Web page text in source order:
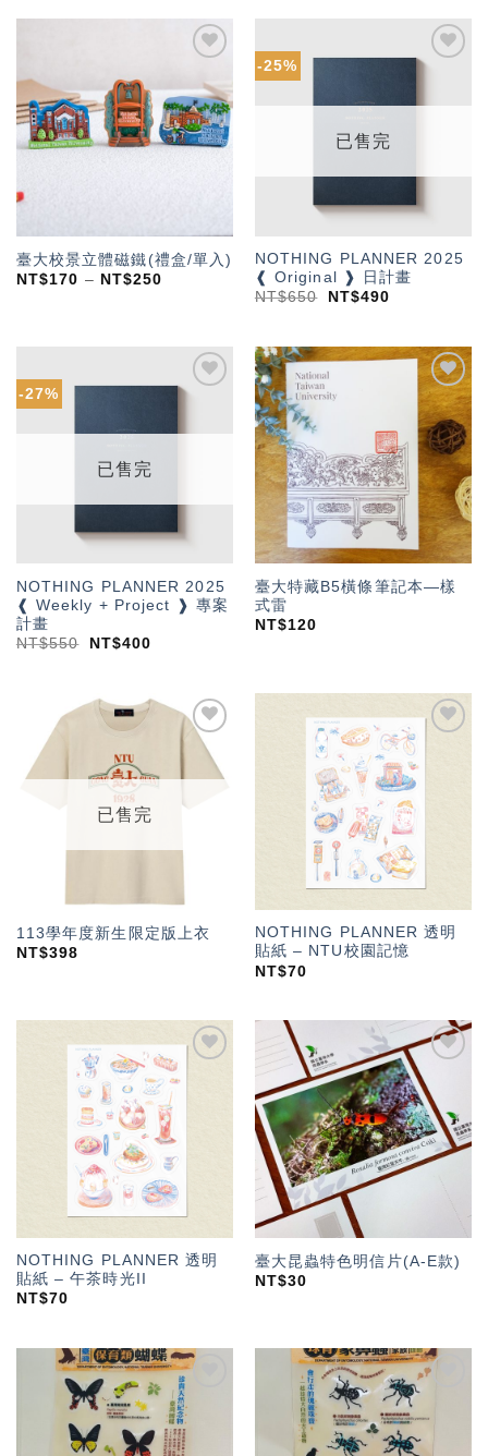
「願
望輕
單」
臺大校景立體磁鐵(禮盒/單入)
NT$170 – NT$250
-25%
望輕
已售完
NOTHING PLANNER 2025
❰ Original ❱ 日計畫
NT$650 NT$490
-27%
望輕
已售完
NOTHING PLANNER 2025
❰ Weekly + Project ❱ 專案
計畫
NT$550 NT$400
加入
「願
望輕
單」
臺大特藏B5橫條筆記本—樣
式雷
NT$120
加入
「願
望輕
已售完
113學年度新生限定版上衣
NT$398
NOTHING PLANNER 透明
貼紙 – NTU校園記憶
NT$70
NOTHING PLANNER 透明
貼紙 – 午茶時光II
NT$70
望輕
單」
臺大昆蟲特色明信片(A-E款)
NT$30